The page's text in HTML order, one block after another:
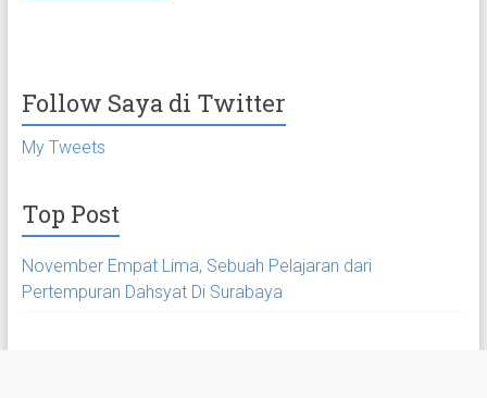
Follow Saya di Twitter
My Tweets
Top Post
November Empat Lima, Sebuah Pelajaran dari
Pertempuran Dahsyat Di Surabaya